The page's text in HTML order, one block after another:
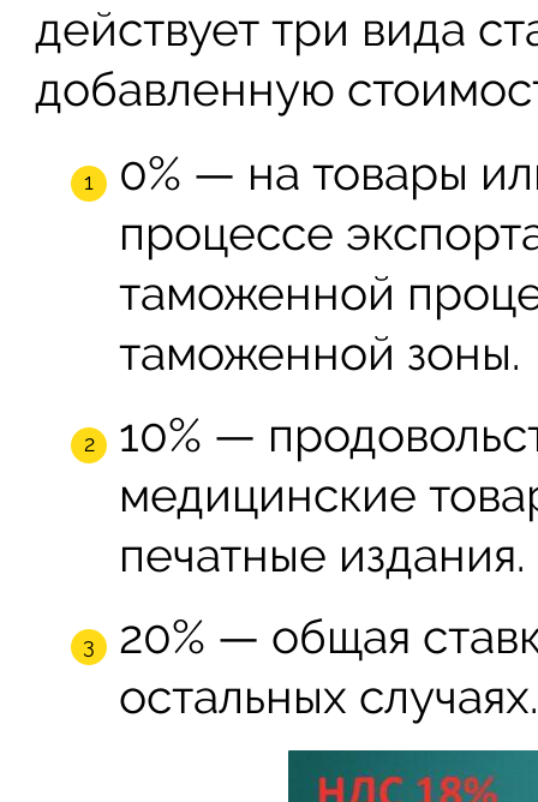
действует три вида
добавленную
0% — на товары
процессе
таможенной
таможенной зоны.
10% —
медицинские
печатные издания.
20% — общая
остальных случаях.